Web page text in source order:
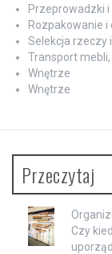
Przeprowadzki
Rozpakowanie
Selekcja rzeczy
Transport
Wnętrze
Wnętrze
Przeczytaj
Czy